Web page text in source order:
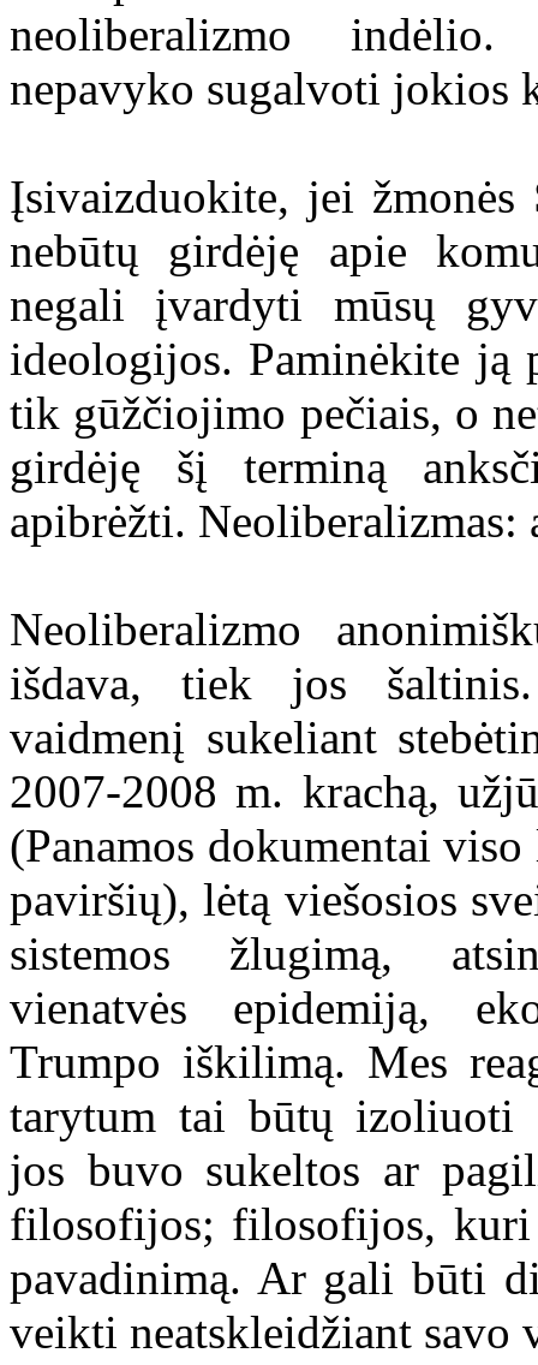
neoliberalizmo
nepavyko sugalvoti jokios
Įsivaizduokite, jei žmonės
nebūtų girdėję apie
negali įvardyti mūsų
ideologijos. Paminėkite ją
tik gūžčiojimo pečiais, o
girdėję šį terminą
apibrėžti. Neoliberalizmas:
Neoliberalizmo
išdava, tiek jos
vaidmenį sukeliant
2007-2008 m. krachą,
(Panamos dokumentai
paviršių), lėtą viešosios
sistemos žlugimą,
vienatvės epidemiją,
Trumpo iškilimą. Mes
tarytum tai būtų izoliuoti
jos buvo sukeltos ar
filosofijos; filosofijos,
pavadinimą. Ar gali būti
veikti neatskleidžiant savo